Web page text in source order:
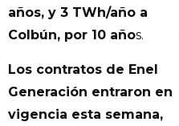
años, y 3 TWh/año a
Colbún, por 10 años.
Los contratos de Enel
Generación entraron en
vigencia esta semana,